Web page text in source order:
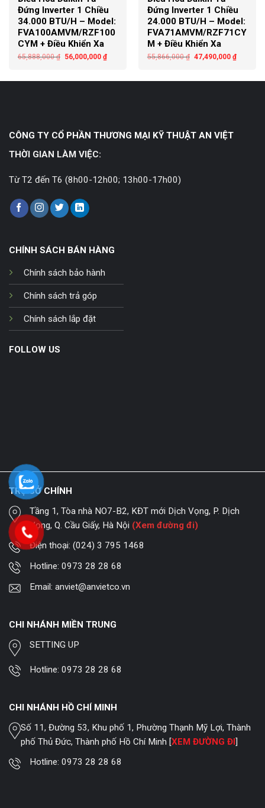
Đứng Inverter 1 Chiều
34.000 BTU/H – Model:
FVA100AMVM/RZF100
CYM + Điều Khiển Xa
65,888,000₫ 56,000,000₫
Đứng Inverter 1 Chiều
24.000 BTU/H – Model:
FVA71AMVM/RZF71CY
M + Điều Khiển Xa
55,866,000₫ 47,490,000₫
CÔNG TY CỔ PHẦN THƯƠNG MẠI KỸ THUẬT AN VIỆT
THỜI GIAN LÀM VIỆC:
Từ T2 đến T6 (8h00-12h00; 13h00-17h00)
CHÍNH SÁCH BÁN HÀNG
Chính sách bảo hành
Chính sách trả góp
Chính sách lắp đặt
FOLLOW US
TRỤ SỞ CHÍNH
Tầng 1, Tòa nhà NO7-B2, KĐT mới Dịch Vọng, P. Dịch
Vọng, Q. Cầu Giấy, Hà Nội (Xem đường đi)
Điện thoại:(024) 3 795 1468
Hotline:0973 28 28 68
Email:anviet@anvietco.vn
CHI NHÁNH MIỀN TRUNG
SETTING UP
Hotline:0973 28 28 68
CHI NHÁNH HỒ CHÍ MINH
Số 11, Đường 53, Khu phố 1, Phường Thạnh Mỹ Lợi, Thành
phố Thủ Đức, Thành phố Hồ Chí Minh [XEM ĐƯỜNG ĐI
Hotline:0973 28 28 68